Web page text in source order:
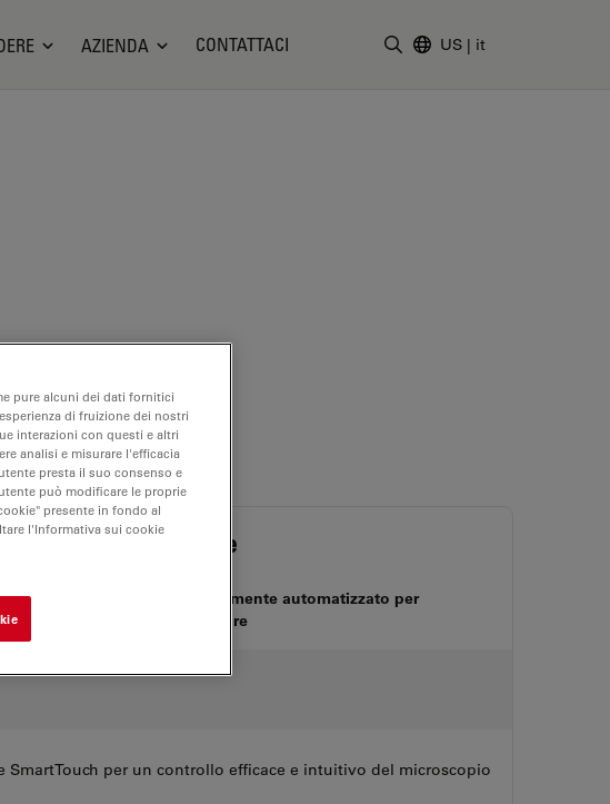
AZIENDA CONTATTACI US | it
Imager 3D Tissue
imaging di tessuti completamente automatizzato per
di immagini 3D multicolore
SmartTouch per un controllo efficace e intuitivo del microscopio
pure alcuni dei dati fornitici
di fruizione dei nostri
interazioni con questi e altri
analisi e misurare l'efficacia
presta il suo consenso e
può modificare le proprie
presente in fondo al
l'Informativa sui cookie